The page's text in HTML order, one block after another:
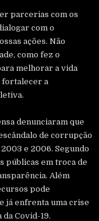
parcerias com os
com o
ações. Não
como fez o
melhorar a vida
fortalecer a
denunciaram que
de corrupção
e 2006. Segundo
públicas em troca de
Além
pode
já enfrenta uma crise
Covid-19.